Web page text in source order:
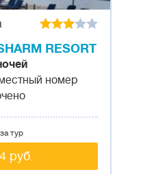
RESORT
номер
тур
руб.